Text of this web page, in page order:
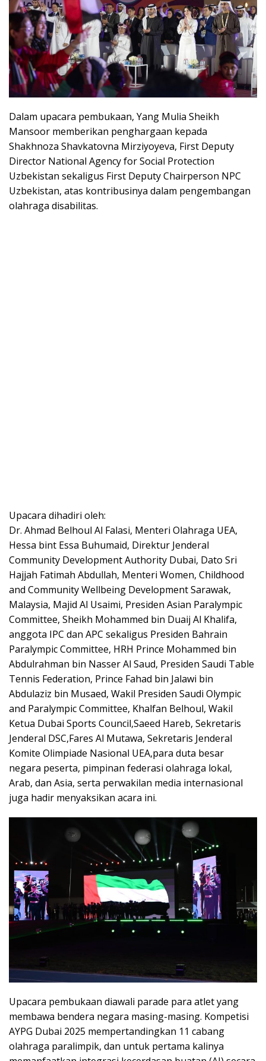
Dalam upacara pembukaan, Yang Mulia Sheikh
Mansoor memberikan penghargaan kepada
Shakhnoza Shavkatovna Mirziyoyeva, First Deputy
Director National Agency for Social Protection
Uzbekistan sekaligus First Deputy Chairperson NPC
Uzbekistan, atas kontribusinya dalam pengembangan
olahraga disabilitas.
Upacara dihadiri oleh:
Dr. Ahmad Belhoul Al Falasi, Menteri Olahraga UEA,
Hessa bint Essa Buhumaid, Direktur Jenderal
Community Development Authority Dubai, Dato Sri
Hajjah Fatimah Abdullah, Menteri Women, Childhood
and Community Wellbeing Development Sarawak,
Malaysia, Majid Al Usaimi, Presiden Asian Paralympic
Committee, Sheikh Mohammed bin Duaij Al Khalifa,
anggota IPC dan APC sekaligus Presiden Bahrain
Paralympic Committee, HRH Prince Mohammed bin
Abdulrahman bin Nasser Al Saud, Presiden Saudi Table
Tennis Federation, Prince Fahad bin Jalawi bin
Abdulaziz bin Musaed, Wakil Presiden Saudi Olympic
and Paralympic Committee, Khalfan Belhoul, Wakil
Ketua Dubai Sports Council,Saeed Hareb, Sekretaris
Jenderal DSC,Fares Al Mutawa, Sekretaris Jenderal
Komite Olimpiade Nasional UEA,para duta besar
negara peserta, pimpinan federasi olahraga lokal,
Arab, dan Asia, serta perwakilan media internasional
juga hadir menyaksikan acara ini.
Upacara pembukaan diawali parade para atlet yang
membawa bendera negara masing-masing. Kompetisi
AYPG Dubai 2025 mempertandingkan 11 cabang
olahraga paralimpik, dan untuk pertama kalinya